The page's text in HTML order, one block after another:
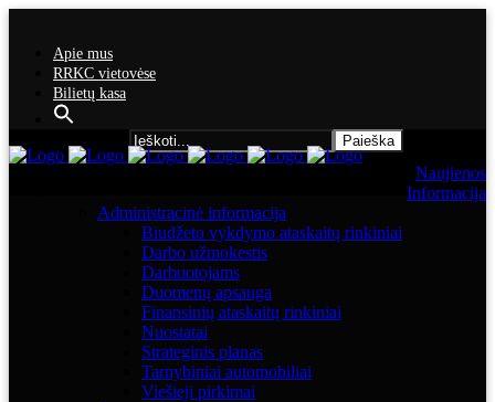
Apie mus
RRKC vietovėse
Bilietų kasa
Naujienos
Informacija
Administracinė informacija
Biudžeto vykdymo ataskaitų rinkiniai
Darbo užmokestis
Darbuotojams
Duomenų apsauga
Finansinių ataskaitų rinkiniai
Nuostatai
Strateginis planas
Tarnybiniai automobiliai
Viešieji pirkimai